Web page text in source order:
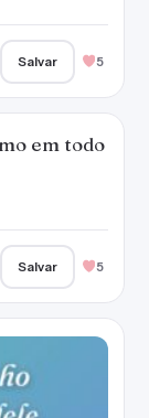
Salvar 5
em todo
Salvar 5